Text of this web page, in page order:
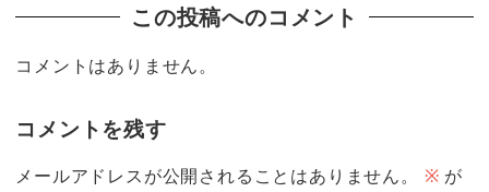
この投稿へのコメント
コメントはありません。
コメントを残す
メールアドレスが公開されることはありません。 ※ が